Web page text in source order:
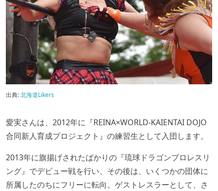
出典:北海道Likers
愛実さんは、2012年に『REINA×WORLD-KAIENTAI DOJO
合同新人育成プロジェクト』の練習生として入団します。
2013年に旗揚げされたばかりの『琉球ドラゴンプロレスリ
ング』でデビュー戦を行い、その後は、いくつかの団体に
所属したのちにフリーに転向。ゲストレスラーとして、さ